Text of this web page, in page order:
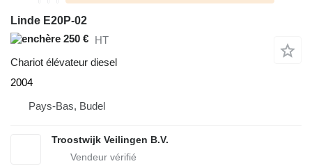
Linde E20P-02
250 € HT
Chariot élévateur diesel
2004
Pays-Bas, Budel
Troostwijk Veilingen B.V.